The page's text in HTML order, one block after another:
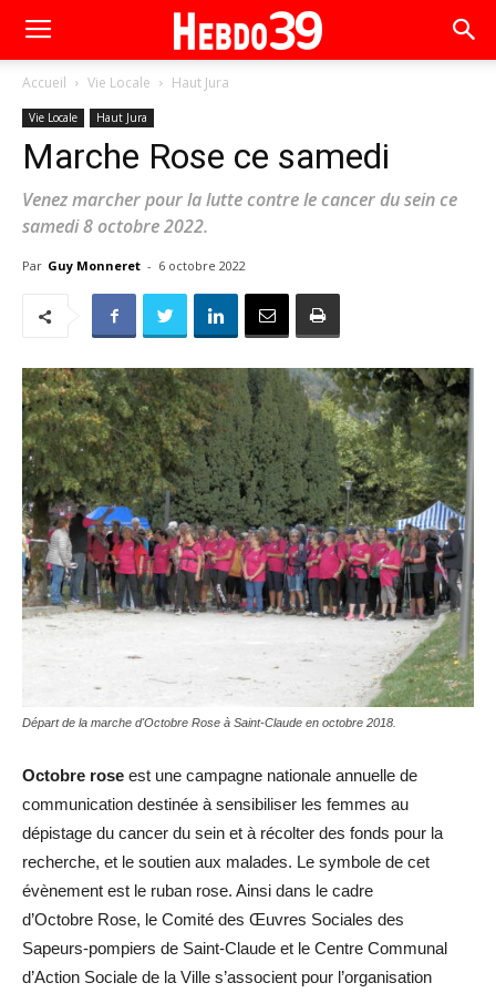
Accueil Vie Locale Haut Jura
Vie Locale Haut Jura
Marche Rose ce samedi
Venez marcher pour la lutte contre le cancer du sein ce
samedi 8 octobre 2022.
Par Guy Monneret - 6 octobre 2022
Départ de la marche d'Octobre Rose à Saint-Claude en octobre 2018.
Octobre rose est une campagne nationale annuelle de
communication destinée à sensibiliser les femmes au
dépistage du cancer du sein et à récolter des fonds pour la
recherche, et le soutien aux malades. Le symbole de cet
évènement est le ruban rose. Ainsi dans le cadre
d’Octobre Rose, le Comité des Œuvres Sociales des
Sapeurs-pompiers de Saint-Claude et le Centre Communal
d’Action Sociale de la Ville s’associent pour l’organisation